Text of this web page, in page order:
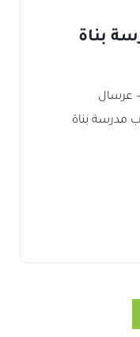
بناة
– عرسال
مدرسة بناة